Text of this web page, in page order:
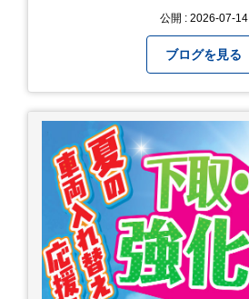
公開 : 2026-07-14
ブログを見る